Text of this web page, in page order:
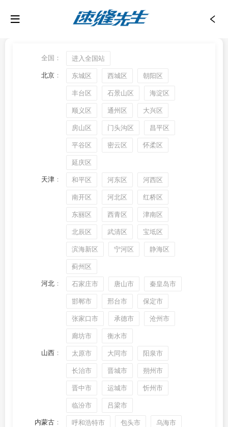
全国： 进入全国站
北京： 东城区 西城区 朝阳区
丰台区 石景山区 海淀区
顺义区 通州区 大兴区
房山区 门头沟区 昌平区
平谷区 密云区 怀柔区
延庆区
天津： 和平区 河东区 河西区
南开区 河北区 红桥区
东丽区 西青区 津南区
北辰区 武清区 宝坻区
滨海新区 宁河区 静海区
蓟州区
河北： 石家庄市 唐山市 秦皇岛市
邯郸市 邢台市 保定市
张家口市 承德市 沧州市
廊坊市 衡水市
山西： 太原市 大同市 阳泉市
长治市 晋城市 朔州市
晋中市 运城市 忻州市
临汾市 吕梁市
内蒙古： 呼和浩特市 包头市 乌海市